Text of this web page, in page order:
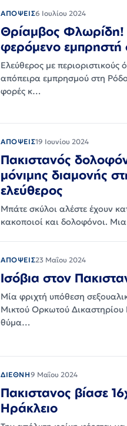
ΑΠΟΨΕΙΣ6 Ιουλίου 2024
Θρίαμβος Φλωρίδη!
φερόμενο εμπρηστή
Ελεύθερος με
απόπειρα εμπρησμού στη
φορές κ…
ΑΠΟΨΕΙΣ19 Ιουνίου 2024
Πακιστανός
μόνιμης διαμονής
ελεύθερος
Μπάτε σκύλοι αλέστε έχουν
κακοποιοί και δολοφόνοι.
ΑΠΟΨΕΙΣ23 Μαΐου 2024
Ισόβια στον
Μία φριχτή υπόθεση
Μικτού Ορκωτού Δικαστηρίου
θύμα…
ΔΙΕΘΝΗ9 Μαΐου 2024
Πακιστανος βίασε
Ηράκλειο